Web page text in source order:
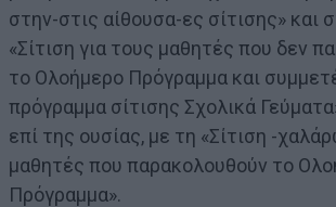
στην-στις αίθουσα-ες σίτισης» και
«Σίτιση για τους μαθητές που δεν
το Ολοήμερο Πρόγραμμα και
πρόγραμμα σίτισης Σχολικά
επί της ουσίας, με τη «Σίτιση -
μαθητές που παρακολουθούν το
Πρόγραμμα».